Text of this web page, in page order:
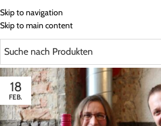
Skip to navigation
Skip to main content
18
FEB.